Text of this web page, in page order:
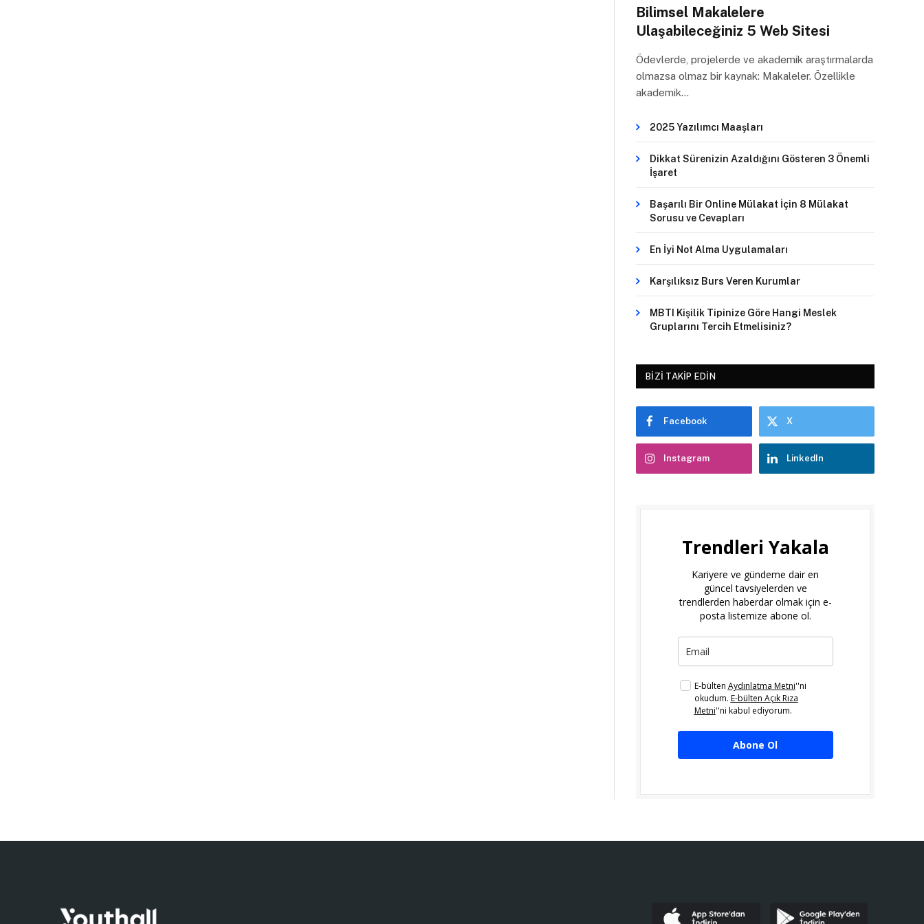
Bilimsel Makalelere
Ulaşabileceğiniz 5 Web Sitesi
Ödevlerde, projelerde ve akademik araştırmalarda
olmazsa olmaz bir kaynak: Makaleler. Özellikle
akademik…
2025 Yazılımcı Maaşları
Dikkat Sürenizin Azaldığını Gösteren 3 Önemli
İşaret
Başarılı Bir Online Mülakat İçin 8 Mülakat
Sorusu ve Cevapları
En İyi Not Alma Uygulamaları
Karşılıksız Burs Veren Kurumlar
MBTI Kişilik Tipinize Göre Hangi Meslek
Gruplarını Tercih Etmelisiniz?
BIZI TAKIP EDIN
Facebook X
Instagram LinkedIn
Trendleri Yakala
Kariyere ve gündeme dair en
güncel tavsiyelerden ve
trendlerden haberdar olmak için e-
posta listemize abone ol.
E-bülten Aydınlatma Metni''ni
okudum. E-bülten Açık Rıza
Metni''ni kabul ediyorum.
Abone Ol